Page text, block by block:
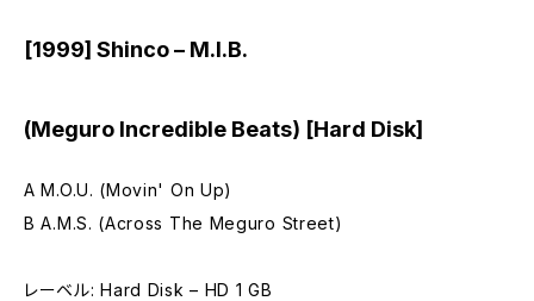
[1999] Shinco – M.I.B.
(Meguro Incredible Beats) [Hard Disk]
A M.O.U. (Movin' On Up)
B A.M.S. (Across The Meguro Street)
レーベル: Hard Disk – HD 1 GB